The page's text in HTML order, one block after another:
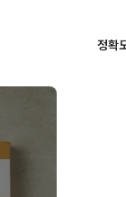
정확